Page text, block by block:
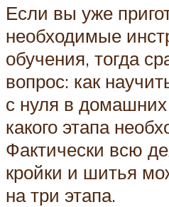
Если вы уже
необходимые
обучения, тогда
вопрос: как
с нуля в
какого этапа
Фактически всю
кройки и шитья
на три этапа.